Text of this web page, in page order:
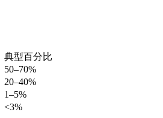
典型百分比
50–70%
20–40%
1–5%
<3%